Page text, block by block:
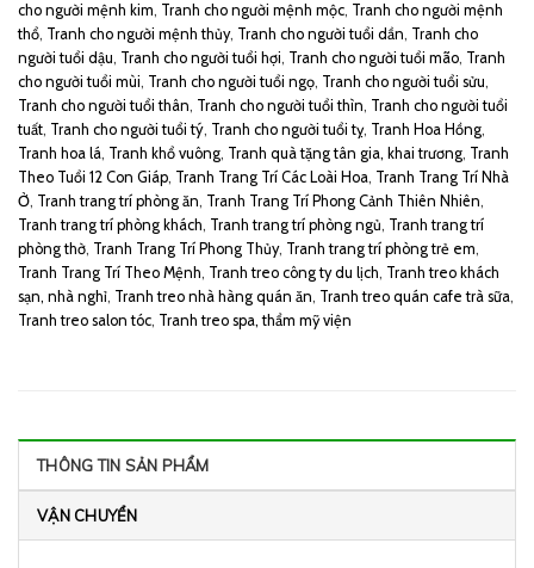
cho người mệnh kim, Tranh cho người mệnh mộc, Tranh cho người mệnh
thổ, Tranh cho người mệnh thủy, Tranh cho người tuổi dần, Tranh cho
người tuổi dậu, Tranh cho người tuổi hợi, Tranh cho người tuổi mão, Tranh
cho người tuổi mùi, Tranh cho người tuổi ngọ, Tranh cho người tuổi sửu,
Tranh cho người tuổi thân, Tranh cho người tuổi thìn, Tranh cho người tuổi
tuất, Tranh cho người tuổi tý, Tranh cho người tuổi tỵ, Tranh Hoa Hồng,
Tranh hoa lá, Tranh khổ vuông, Tranh quà tặng tân gia, khai trương, Tranh
Theo Tuổi 12 Con Giáp, Tranh Trang Trí Các Loài Hoa, Tranh Trang Trí Nhà
Ở, Tranh trang trí phòng ăn, Tranh Trang Trí Phong Cảnh Thiên Nhiên,
Tranh trang trí phòng khách, Tranh trang trí phòng ngủ, Tranh trang trí
phòng thờ, Tranh Trang Trí Phong Thủy, Tranh trang trí phòng trẻ em,
Tranh Trang Trí Theo Mệnh, Tranh treo công ty du lịch, Tranh treo khách
sạn, nhà nghỉ, Tranh treo nhà hàng quán ăn, Tranh treo quán cafe trà sữa,
Tranh treo salon tóc, Tranh treo spa, thẩm mỹ viện
THÔNG TIN SẢN PHẨM
VẬN CHUYỂN